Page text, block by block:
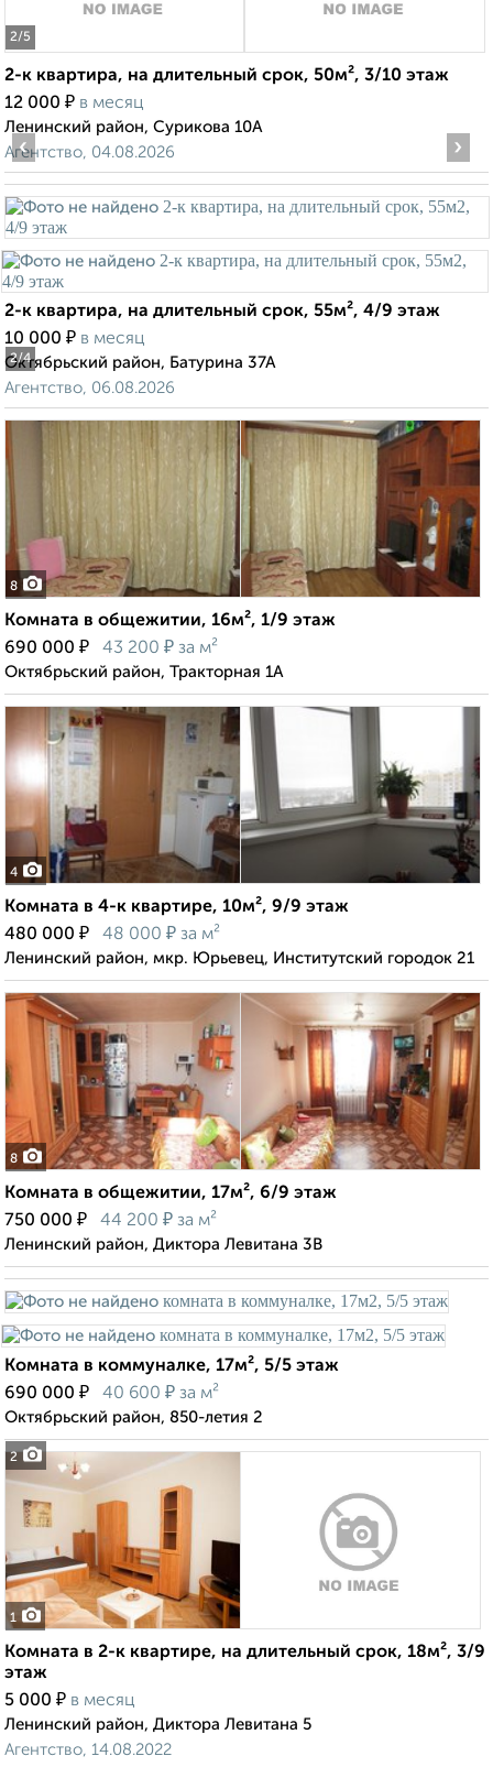
2/5
2-к квартира, на длительный срок, 50м², 3/10 этаж
12 000 ₽ в месяц
Ленинский район, Сурикова 10А
Агентство, 04.08.2026
2/4
‹ ›
2-к квартира, на длительный срок, 55м², 4/9 этаж
10 000 ₽ в месяц
Октябрьский район, Батурина 37А
Агентство, 06.08.2026
8
Комната в общежитии, 16м², 1/9 этаж
690 000 ₽ 43 200 ₽ за м²
Октябрьский район, Тракторная 1А
4
Комната в 4-к квартире, 10м², 9/9 этаж
480 000 ₽ 48 000 ₽ за м²
Ленинский район, мкр. Юрьевец, Институтский городок 21
8
Комната в общежитии, 17м², 6/9 этаж
750 000 ₽ 44 200 ₽ за м²
Ленинский район, Диктора Левитана 3В
2
Комната в коммуналке, 17м², 5/5 этаж
690 000 ₽ 40 600 ₽ за м²
Октябрьский район, 850-летия 2
1
Комната в 2-к квартире, на длительный срок, 18м², 3/9
этаж
5 000 ₽ в месяц
Ленинский район, Диктора Левитана 5
Агентство, 14.08.2022